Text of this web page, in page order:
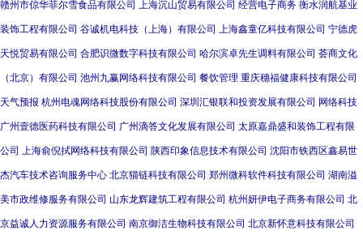
赣州市倞华菲尔雪食品有限公司 上海沉山贸易有限公司 经营电子商务 衡水润航基业
装饰工程有限公司 谷诚机电科技（上海）有限公司 上海鑫童亿科技有限公司 宁德虎
天悦贸易有限公司 合肥识微数字科技有限公司 哈尔滨卓先生调料有限公司 荟商文化
（北京）有限公司 池州九赢网络科技有限公司 餐饮管理 重庆穗福健康科技有限公司
天气预报 杭州电魂网络科技股份有限公司 深圳汇银联和投资发展有限公司 网络科技
广州壹德医药科技有限公司 广州滴答文化发展有限公司 太原嘉鼎盛和装饰工程有限
公司 上海俞倪拭网络科技有限公司 陕西印象信息技术有限公司 沈阳市铁西区鑫易世
杰汽车技术咨询服务中心 北京猫链科技有限公司 郑州微科软件科技有限公司 湖南溢
美市政维修服务有限公司 山东龙辉建筑工程有限公司 杭州妍伊电子商务有限公司 北
京益诚人力资源服务有限公司 南京御洁生物科技有限公司 北京新怀意科技有限公司